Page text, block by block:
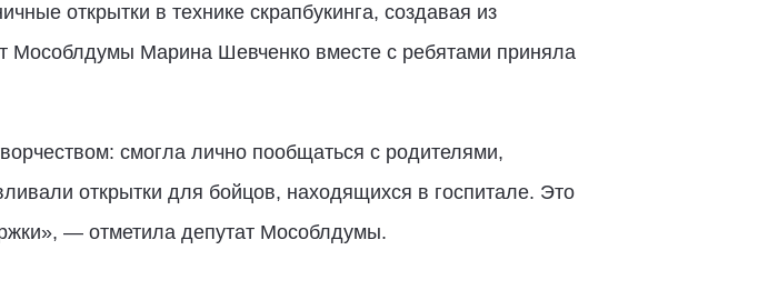
открытки в технике скрапбукинга, создавая из
Мособлдумы Марина Шевченко вместе с ребятами приняла
смогла лично пообщаться с родителями,
открытки для бойцов, находящихся в госпитале. Это
— отметила депутат Мособлдумы.